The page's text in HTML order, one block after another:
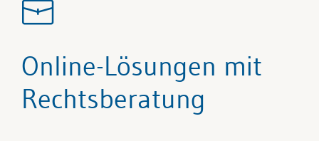
Online-Lösungen mit
Rechtsberatung